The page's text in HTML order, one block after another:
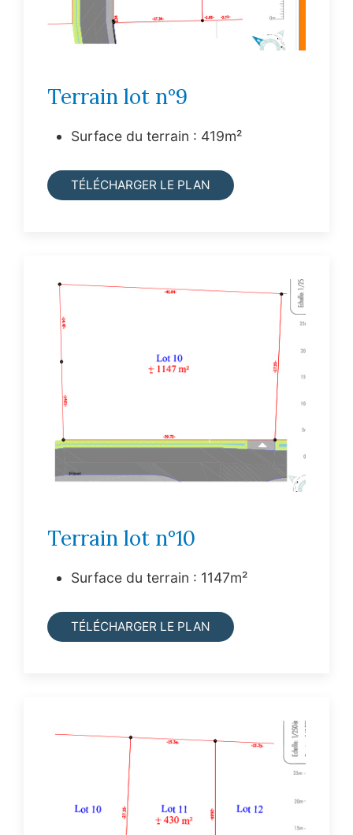
Terrain lot n°9
Surface du terrain : 419m²
TÉLÉCHARGER LE PLAN
Terrain lot n°10
Surface du terrain : 1147m²
TÉLÉCHARGER LE PLAN